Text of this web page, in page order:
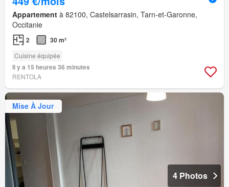
Appartement à 82100, Castelsarrasin, Tarn-et-Garonne,
Occitanie
2 30 m²
Cuisine équipée
Il y a 15 heures 36 minutes
RENTOLA
Mise À Jour
4 Photos